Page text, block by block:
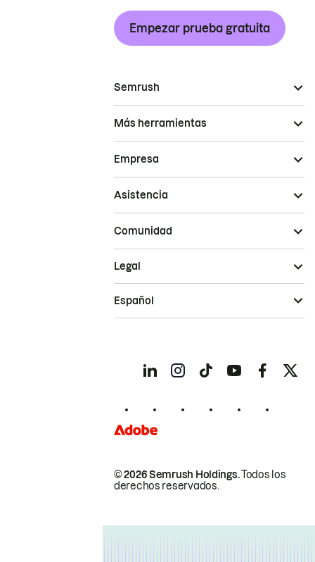
Empezar prueba gratuita
Semrush
Más herramientas
Empresa
Asistencia
Comunidad
© 2026 Semrush Holdings.Todos los
derechos reservados.
Legal
Español